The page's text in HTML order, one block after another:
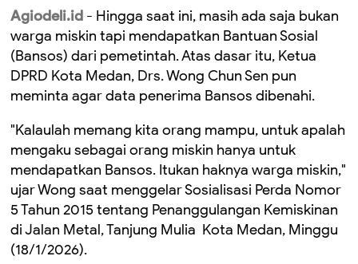
Agiodeli.id - Hingga saat ini, masih ada saja bukan
warga miskin tapi mendapatkan Bantuan Sosial
(Bansos) dari pemetintah. Atas dasar itu, Ketua
DPRD Kota Medan, Drs. Wong Chun Sen pun
meminta agar data penerima Bansos dibenahi.
"Kalaulah memang kita orang mampu, untuk apalah
mengaku sebagai orang miskin hanya untuk
mendapatkan Bansos. Itukan haknya warga miskin,"
ujar Wong saat menggelar Sosialisasi Perda Nomor
5 Tahun 2015 tentang Penanggulangan Kemiskinan
di Jalan Metal, Tanjung Mulia Kota Medan, Minggu
(18/1/2026).